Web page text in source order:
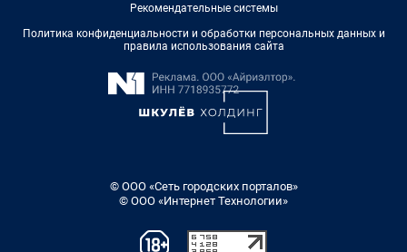
Рекомендательные системы
Политика конфиденциальности и обработки персональных данных и
правила использования сайта
© ООО «Сеть городских порталов»
© ООО «Интернет Технологии»